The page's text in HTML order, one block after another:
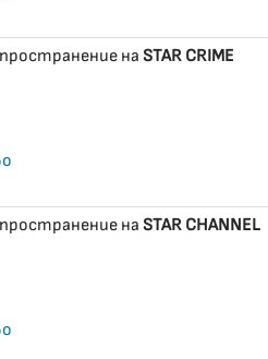
наSTAR CRIME
наSTAR CHANNEL